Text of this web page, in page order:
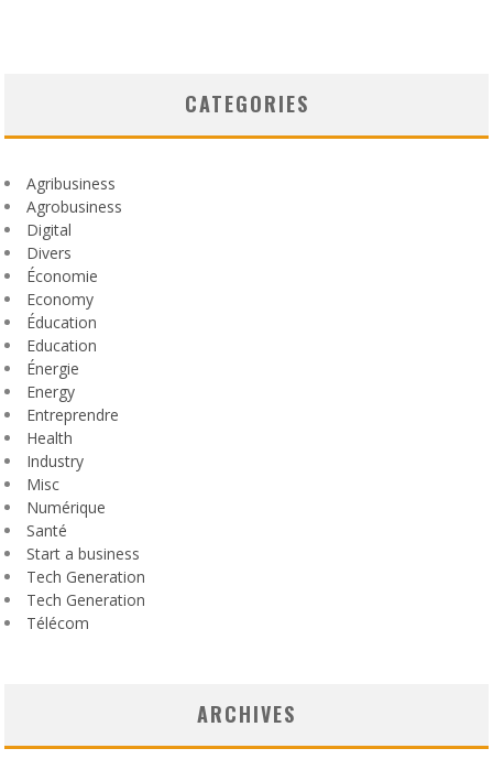
CATEGORIES
Agribusiness
Agrobusiness
Digital
Divers
Économie
Economy
Éducation
Education
Énergie
Energy
Entreprendre
Health
Industry
Misc
Numérique
Santé
Start a business
Tech Generation
Tech Generation
Télécom
ARCHIVES